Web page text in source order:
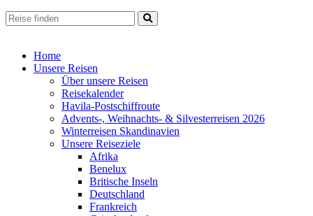
Home
Unsere Reisen
Über unsere Reisen
Reisekalender
Havila-Postschiffroute
Advents-, Weihnachts- & Silvesterreisen 2026
Winterreisen Skandinavien
Unsere Reiseziele
Afrika
Benelux
Britische Inseln
Deutschland
Frankreich